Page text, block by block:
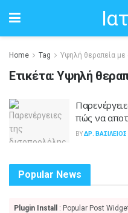
Home Tag Υψηλή θεραπεία με
Ετικέτα:Υψηλή
πώς να
BYΔΡ.
Popular News
Plugin Install
: Popular Post